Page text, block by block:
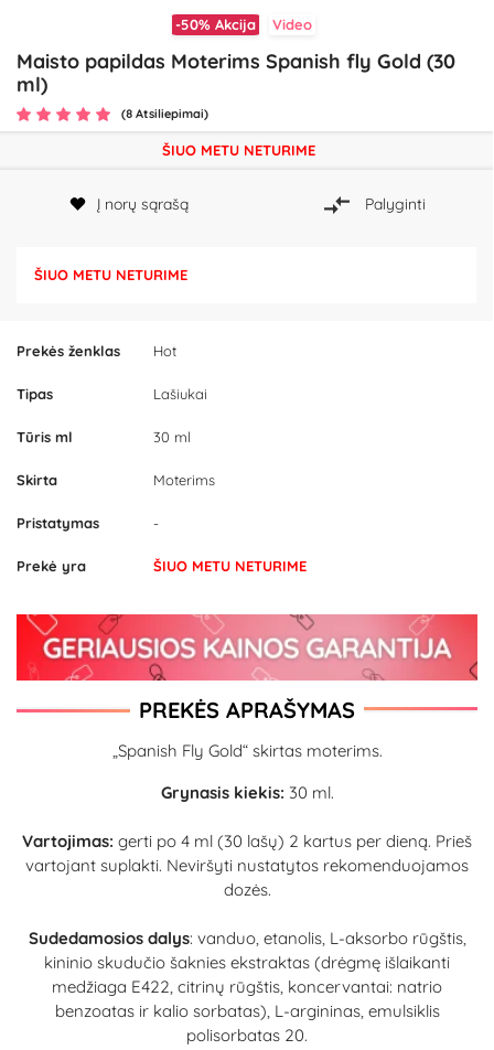
-50% Akcija Video
Maisto papildas Moterims Spanish fly Gold (30
ml)
(8 Atsiliepimai)
Prekės ženklas Hot
Tipas Lašiukai
Tūris ml 30 ml
Skirta Moterims
Pristatymas -
Prekė yra ŠIUO METU NETURIME
ŠIUO METU NETURIME
Į norų sąrašą Palyginti
ŠIUO METU NETURIME
PREKĖS APRAŠYMAS
„Spanish Fly Gold“ skirtas moterims.
Grynasis kiekis: 30 ml.
Vartojimas: gerti po 4 ml (30 lašų) 2 kartus per dieną. Prieš
vartojant suplakti. Neviršyti nustatytos rekomenduojamos
dozės.
Sudedamosios dalys: vanduo, etanolis, L-aksorbo rūgštis,
kininio skudučio šaknies ekstraktas (drėgmę išlaikanti
medžiaga E422, citrinų rūgštis, koncervantai: natrio
benzoatas ir kalio sorbatas), L-argininas, emulsiklis
polisorbatas 20.